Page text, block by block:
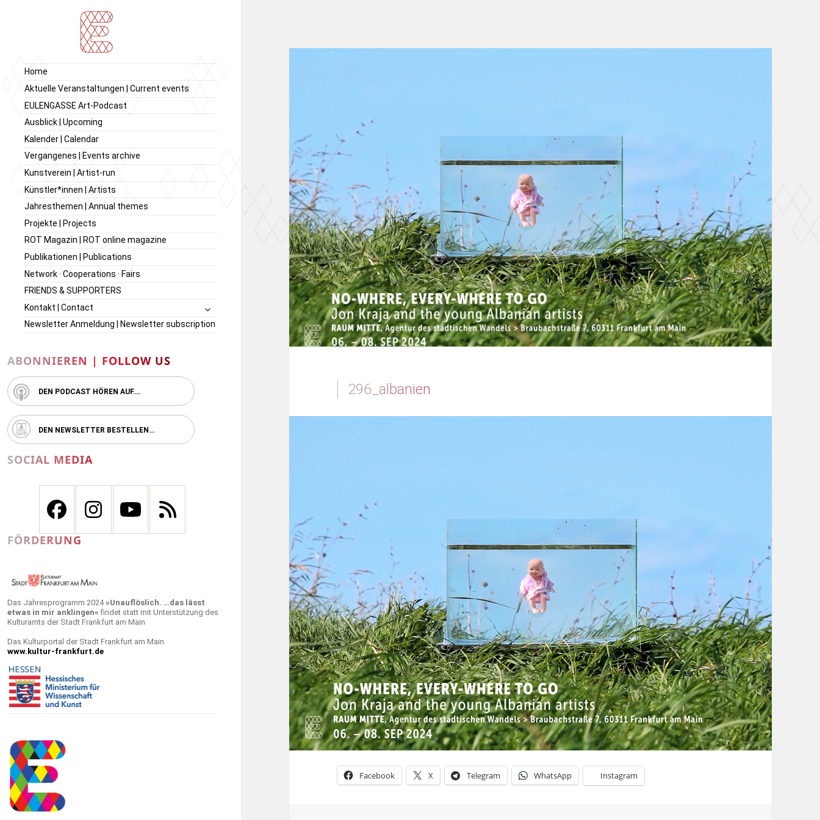
Ausstellungsraum
EULENGASSE
zeitgenössischer Kunst,
Kunstverein
EULENGASSE e.V.
Home
Aktuelle Veranstaltungen | Current events
EULENGASSE Art-Podcast
Ausblick | Upcoming
Kalender | Calendar
Vergangenes | Events archive
Kunstverein | Artist-run
Künstler*innen | Artists
Jahresthemen | Annual themes
Projekte | Projects
ROT Magazin | ROT online magazine
Publikationen | Publications
Network · Cooperations · Fairs
FRIENDS & SUPPORTERS
Kontakt | Contact
Newsletter Anmeldung | Newsletter subscription
ABONNIEREN | FOLLOW US
DEN PODCAST HÖREN AUF….
DEN NEWSLETTER BESTELLEN…
SOCIAL MEDIA
FÖRDERUNG
Das Jahresprogramm 2024»Unauflöslich. …das lässt
etwas in mir anklingen« findet statt mit Unterstützung des
Kulturamts der Stadt Frankfurt am Main
Das Kulturportal der Stadt Frankfurt am Main.
www.kultur-frankfurt.de
296_albanien
Facebook X Telegram WhatsApp Instagram